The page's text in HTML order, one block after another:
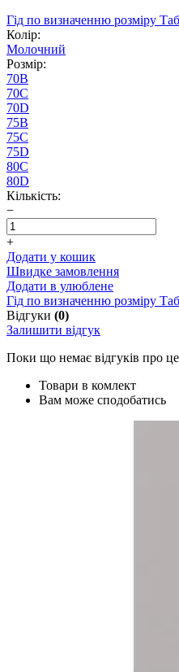
Гід по визначенню розміру
Колір:
Молочний
Розмір:
70B
70C
70D
75B
75C
75D
80C
80D
Кількість:
−
+
Додати у кошик
Швидке замовлення
Додати в улюблене
Гід по визначенню розміру
Відгуки (0)
Залишити відгук
Поки що немає відгуків про
Товари в комлект
Вам може сподобатись